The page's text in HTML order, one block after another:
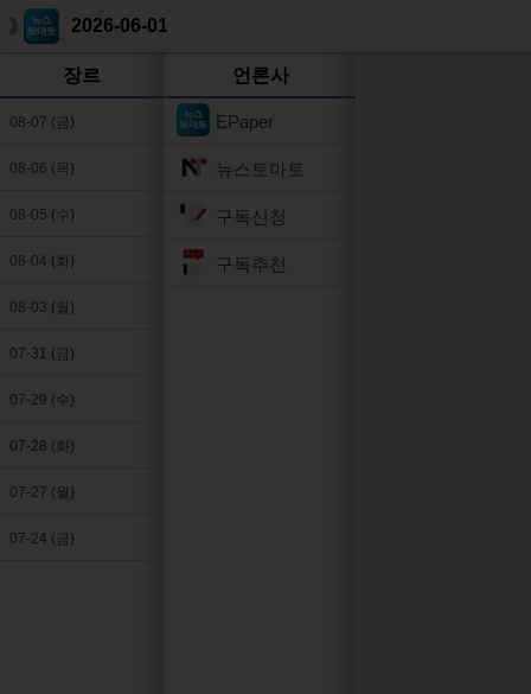
2026-06-01
장르
08-07 (금)
08-06 (목)
08-05 (수)
08-04 (화)
08-03 (월)
07-31 (금)
07-29 (수)
07-28 (화)
07-27 (월)
07-24 (금)
언론사
EPaper
뉴스토마토
구독신청
구독추천